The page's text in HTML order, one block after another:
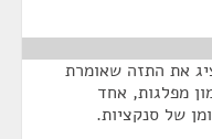
את התזה שאומרת
מפלגות, אחד
של סנקציות.